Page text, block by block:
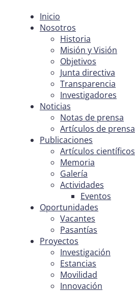
Inicio
Nosotros
Historia
Misión y Visión
Objetivos
Junta directiva
Transparencia
Investigadores
Noticias
Notas de prensa
Artículos de prensa
Publicaciones
Artículos científicos
Memoria
Galería
Actividades
Eventos
Oportunidades
Vacantes
Pasantías
Proyectos
Investigación
Estancias
Movilidad
Innovación